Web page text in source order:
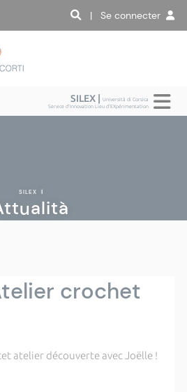
| Se connecter
SILEX |Università di Corsica
Service d'Innovation Lieu d'EXpérimentation
SILEX |
crochet
atelier découverte avec Joëlle !